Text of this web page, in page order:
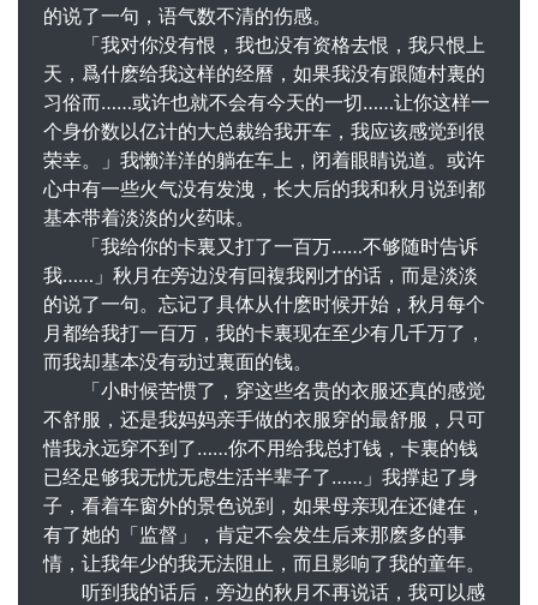
的说了一句，语气数不清的伤感。
「我对你没有恨，我也没有资格去恨，我只恨上
天，爲什麽给我这样的经曆，如果我没有跟随村裏的
习俗而……或许也就不会有今天的一切……让你这样一
个身价数以亿计的大总裁给我开车，我应该感觉到很
荣幸。」我懒洋洋的躺在车上，闭着眼睛说道。或许
心中有一些火气没有发洩，长大后的我和秋月说到都
基本带着淡淡的火药味。
「我给你的卡裏又打了一百万……不够随时告诉
我……」秋月在旁边没有回複我刚才的话，而是淡淡
的说了一句。忘记了具体从什麽时候开始，秋月每个
月都给我打一百万，我的卡裏现在至少有几千万了，
而我却基本没有动过裏面的钱。
「小时候苦惯了，穿这些名贵的衣服还真的感觉
不舒服，还是我妈妈亲手做的衣服穿的最舒服，只可
惜我永远穿不到了……你不用给我总打钱，卡裏的钱
已经足够我无忧无虑生活半辈子了……」我撑起了身
子，看着车窗外的景色说到，如果母亲现在还健在，
有了她的「监督」，肯定不会发生后来那麽多的事
情，让我年少的我无法阻止，而且影响了我的童年。
听到我的话后，旁边的秋月不再说话，我可以感